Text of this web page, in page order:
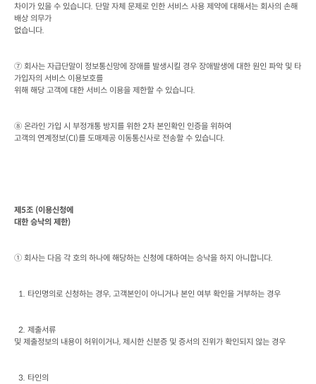
차이가 있을 수 있습니다. 단말 자체 문제로 인한 서비스 사용 제약에 대해서는 회사의 손해
배상 의무가
없습니다.
⑦ 회사는 자급단말이 정보통신망에 장애를 발생시킬 경우 장애발생에 대한 원인 파악 및 타
가입자의 서비스 이용보호를
위해 해당 고객에 대한 서비스 이용을 제한할 수 있습니다.
⑧ 온라인 가입 시 부정개통 방지를 위한 2차 본인확인 인증을 위하여
고객의 연계정보(CI)를 도매제공 이동통신사로 전송할 수 있습니다.
제 5조 (이용신청에
대한 승낙의 제한)
① 회사는 다음 각 호의 하나에 해당하는 신청에 대하여는 승낙을 하지 아니합니다.
  1.
타인명의로 신청하는 경우, 고객본인이 아니거나 본인 여부 확인을 거부하는 경우
  2.
제출서류
및 제출정보의 내용이 허위이거나, 제시한 신분증 및 증서의 진위가 확인되지 않는 경우
  3.
타인의